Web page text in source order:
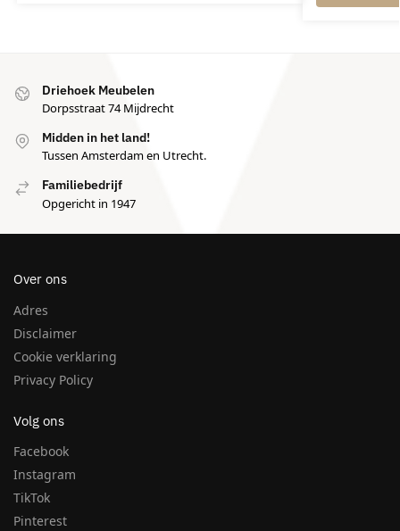
Driehoek Meubelen
Dorpsstraat 74 Mijdrecht
Midden in het land!
Tussen Amsterdam en Utrecht.
Familiebedrijf
Opgericht in 1947
Over ons
Adres
Disclaimer
Cookie verklaring
Privacy Policy
Volg ons
Facebook
Instagram
TikTok
Pinterest